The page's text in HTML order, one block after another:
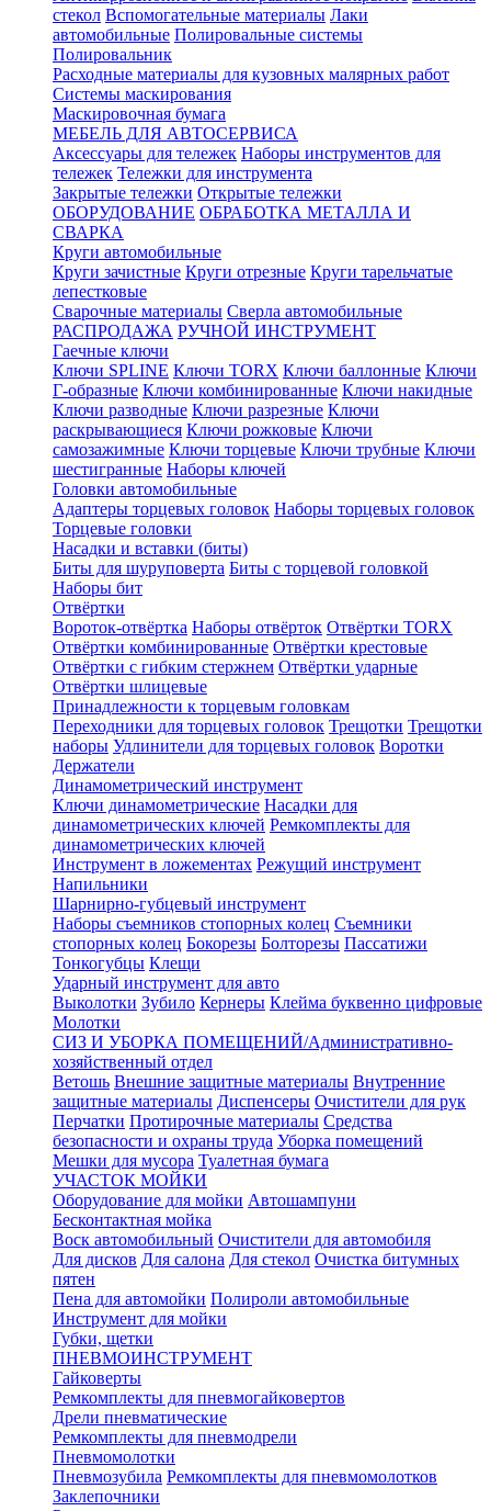
стекол Вспомогательные материалы Лаки
автомобильные Полировальные системы
Полировальник
Расходные материалы для кузовных малярных работ
Системы маскирования
Маскировочная бумага
МЕБЕЛЬ ДЛЯ АВТОСЕРВИСА
Аксессуары для тележек Наборы инструментов для
тележек Тележки для инструмента
Закрытые тележки Открытые тележки
ОБОРУДОВАНИЕ ОБРАБОТКА МЕТАЛЛА И
СВАРКА
Круги автомобильные
Круги зачистные Круги отрезные Круги тарельчатые
лепестковые
Сварочные материалы Сверла автомобильные
РАСПРОДАЖА РУЧНОЙ ИНСТРУМЕНТ
Гаечные ключи
Ключи SPLINE Ключи TORX Ключи баллонные Ключи
Г-образные Ключи комбинированные Ключи накидные
Ключи разводные Ключи разрезные Ключи
раскрывающиеся Ключи рожковые Ключи
самозажимные Ключи торцевые Ключи трубные Ключи
шестигранные Наборы ключей
Головки автомобильные
Адаптеры торцевых головок Наборы торцевых головок
Торцевые головки
Насадки и вставки (биты)
Биты для шуруповерта Биты с торцевой головкой
Наборы бит
Отвёртки
Вороток-отвёртка Наборы отвёрток Отвёртки TORX
Отвёртки комбинированные Отвёртки крестовые
Отвёртки с гибким стержнем Отвёртки ударные
Отвёртки шлицевые
Принадлежности к торцевым головкам
Переходники для торцевых головок Трещотки Трещотки
наборы Удлинители для торцевых головок Воротки
Держатели
Динамометрический инструмент
Ключи динамометрические Насадки для
динамометрических ключей Ремкомплекты для
динамометрических ключей
Инструмент в ложементах Режущий инструмент
Напильники
Шарнирно-губцевый инструмент
Наборы съемников стопорных колец Съемники
стопорных колец Бокорезы Болторезы Пассатижи
Тонкогубцы Клещи
Ударный инструмент для авто
Выколотки Зубило Кернеры Клейма буквенно цифровые
Молотки
СИЗ И УБОРКА ПОМЕЩЕНИЙ/Административно-
хозяйственный отдел
Ветошь Внешние защитные материалы Внутренние
защитные материалы Диспенсеры Очистители для рук
Перчатки Протирочные материалы Средства
безопасности и охраны труда Уборка помещений
Мешки для мусора Туалетная бумага
УЧАСТОК МОЙКИ
Оборудование для мойки Автошампуни
Бесконтактная мойка
Воск автомобильный Очистители для автомобиля
Для дисков Для салона Для стекол Очистка битумных
пятен
Пена для автомойки Полироли автомобильные
Инструмент для мойки
Губки, щетки
ПНЕВМОИНСТРУМЕНТ
Гайковерты
Ремкомплекты для пневмогайковертов
Дрели пневматические
Ремкомплекты для пневмодрели
Пневмомолотки
Пневмозубила Ремкомплекты для пневмомолотков
Заклепочники